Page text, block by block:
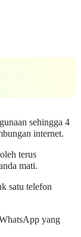
sehingga 4
internet.
terus
mati.
satu telefon
yang